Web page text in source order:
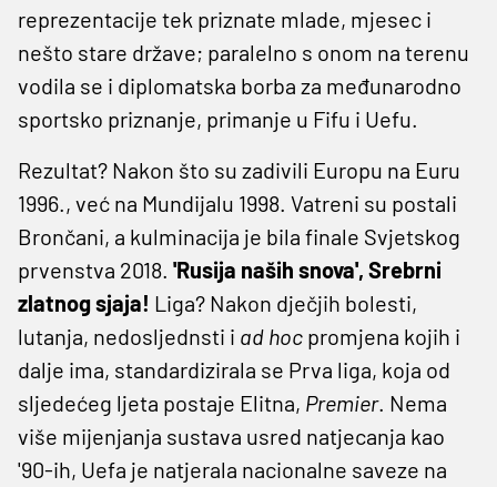
reprezentacije tek priznate mlade, mjesec i
nešto stare države; paralelno s onom na terenu
vodila se i diplomatska borba za međunarodno
sportsko priznanje, primanje u Fifu i Uefu.
Rezultat? Nakon što su zadivili Europu na Euru
1996., već na Mundijalu 1998. Vatreni su postali
Brončani, a kulminacija je bila finale Svjetskog
prvenstva 2018. 'Rusija naših snova', Srebrni
zlatnog sjaja! Liga? Nakon dječjih bolesti,
lutanja, nedosljednsti i ad hoc promjena kojih i
dalje ima, standardizirala se Prva liga, koja od
sljedećeg ljeta postaje Elitna, Premier. Nema
više mijenjanja sustava usred natjecanja kao
'90-ih, Uefa je natjerala nacionalne saveze na